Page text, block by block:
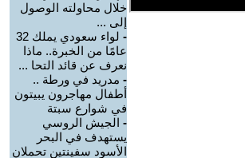
خلال محاولته الوصول
إلى ...
-
لواء سعودي يملك 32
عامًا من الخبرة.. ماذا
نعرف عن قائد التحا ...
- مدريد في ورطة ..
أطفال مهاجرون يبيتون
في شوارع سبتة
- الجيش الروسي
يستهدف في البحر
الأسود سفينتين تحملان